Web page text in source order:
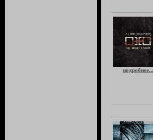
подробнее...